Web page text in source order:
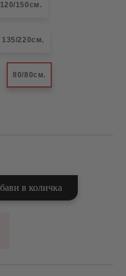
120/150см.
135/220см.
80/80см.